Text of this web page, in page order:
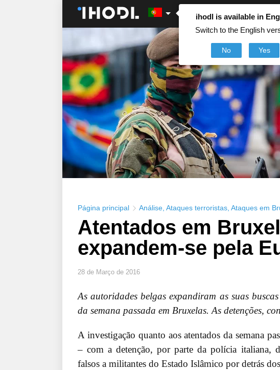
ihodl is available in
Switch to the English
No Yes
Artigos
Página principal Análise Ataques terroristas Ataques em
Atentados em
expandem-se pela
28 de Março de 2016
As autoridades belgas expandiram as suas
da semana passada em Bruxelas. As detenções,
A investigação quanto aos atentados da semana
– com a detenção, por parte da polícia italiana,
falsos a militantes do Estado Islâmico por detrás